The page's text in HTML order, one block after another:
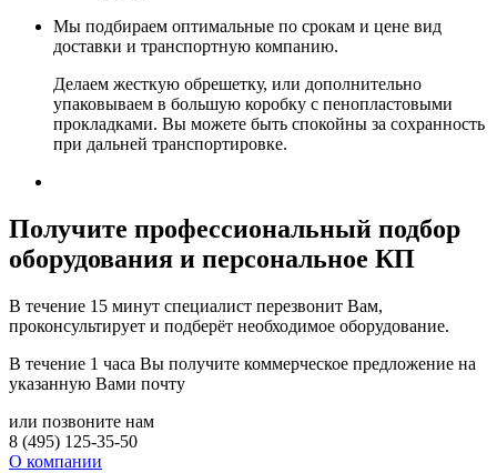
Мы подбираем оптимальные по срокам и цене вид
доставки и транспортную компанию.
Делаем жесткую обрешетку, или дополнительно
упаковываем в большую коробку с пенопластовыми
прокладками. Вы можете быть спокойны за сохранность
при дальней транспортировке.
Получите профессиональный подбор
оборудования и персональное КП
В течение 15 минут специалист перезвонит Вам,
проконсультирует и подберёт необходимое оборудование.
В течение 1 часа Вы получите коммерческое предложение на
указанную Вами почту
или позвоните нам
8 (495) 125-35-50
О компании